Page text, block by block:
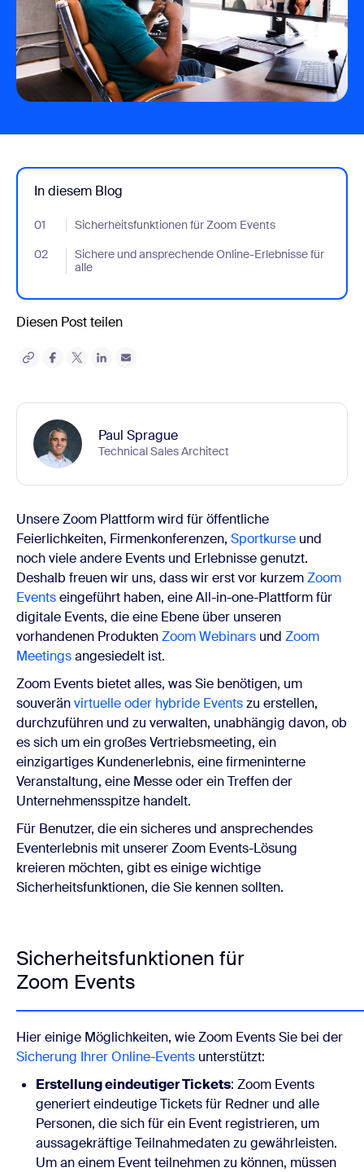
In diesem Blog
01 Sicherheitsfunktionen für Zoom Events
- Jumplink to Sicherheitsfunktionen für Zoom Events
02
Sichere und ansprechende Online-Erlebnisse für
alle
- Jumplink to Sichere und ansprechende Online-Erlebnisse für
Diesen Post teilen
Paul Sprague
Technical Sales Architect
Unsere Zoom Plattform wird für öffentliche
Feierlichkeiten, Firmenkonferenzen, Sportkurse und
noch viele andere Events und Erlebnisse genutzt.
Deshalb freuen wir uns, dass wir erst vor kurzemZoom
Eventseingeführt haben, eine All-in-one-Plattform für
digitale Events, die eine Ebene über unseren
vorhandenen ProduktenZoom Webinars und Zoom
Meetingsangesiedelt ist.
Zoom Events bietet alles, was Sie benötigen, um
souveränvirtuelle oder hybride Eventszu erstellen,
durchzuführen und zu verwalten, unabhängig davon, ob
es sich um ein großes Vertriebsmeeting, ein
einzigartiges Kundenerlebnis, eine firmeninterne
Veranstaltung, eine Messe oder ein Treffen der
Unternehmensspitze handelt.
Für Benutzer, die ein sicheres und ansprechendes
Eventerlebnis mit unserer Zoom Events-Lösung
kreieren möchten, gibt es einige wichtige
Sicherheitsfunktionen, die Sie kennen sollten.
Sicherheitsfunktionen für
Zoom Events
Hier einige Möglichkeiten, wie Zoom Events Sie bei der
Sicherung Ihrer Online-Events unterstützt:
Erstellung eindeutiger Tickets: Zoom Events
generiert eindeutige Tickets für Redner und alle
Personen, die sich für ein Event registrieren, um
aussagekräftige Teilnahmedaten zu gewährleisten.
Um an einem Event teilnehmen zu können, müssen